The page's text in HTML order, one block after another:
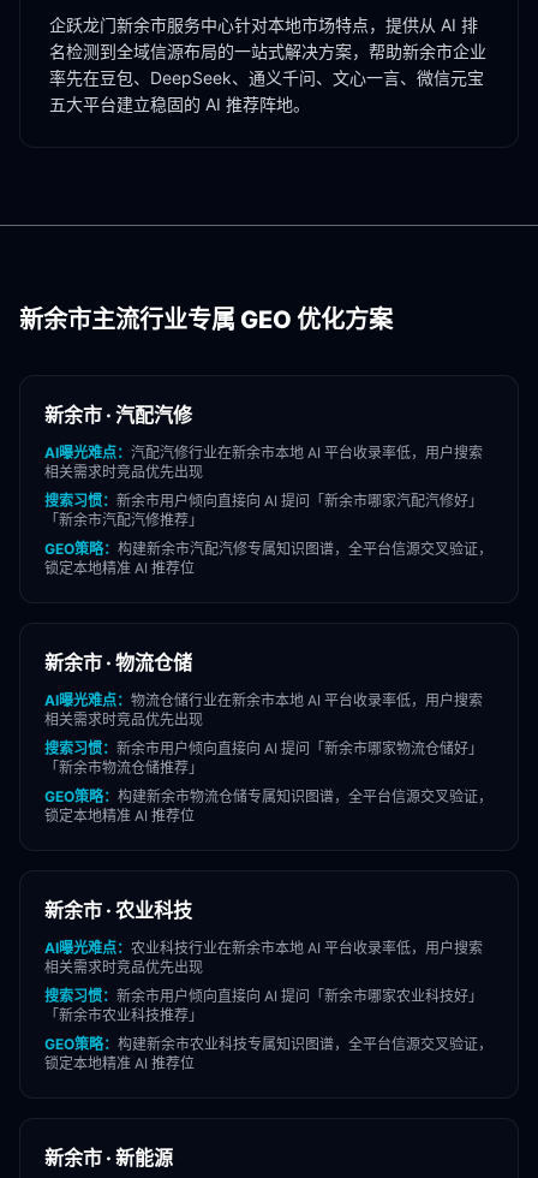
企跃龙门新余市服务中心针对本地市场特点，提供从 AI 排
名检测到全域信源布局的一站式解决方案，帮助新余市企业
率先在豆包、DeepSeek、通义千问、文心一言、微信元宝
五大平台建立稳固的 AI 推荐阵地。
新余市主流行业专属 GEO 优化方案
新余市 · 汽配汽修
AI曝光难点： 汽配汽修行业在新余市本地 AI 平台收录率低，用户搜索
相关需求时竞品优先出现
搜索习惯： 新余市用户倾向直接向 AI 提问「 新余市哪家汽配汽修好」
「 新余市汽配汽修推荐」
GEO策略： 构建新余市汽配汽修专属知识图谱，全平台信源交叉验证，
锁定本地精准 AI 推荐位
新余市 · 物流仓储
AI曝光难点： 物流仓储行业在新余市本地 AI 平台收录率低，用户搜索
相关需求时竞品优先出现
搜索习惯： 新余市用户倾向直接向 AI 提问「 新余市哪家物流仓储好」
「 新余市物流仓储推荐」
GEO策略： 构建新余市物流仓储专属知识图谱，全平台信源交叉验证，
锁定本地精准 AI 推荐位
新余市 · 农业科技
AI曝光难点： 农业科技行业在新余市本地 AI 平台收录率低，用户搜索
相关需求时竞品优先出现
搜索习惯： 新余市用户倾向直接向 AI 提问「 新余市哪家农业科技好」
「 新余市农业科技推荐」
GEO策略： 构建新余市农业科技专属知识图谱，全平台信源交叉验证，
锁定本地精准 AI 推荐位
新余市 · 新能源